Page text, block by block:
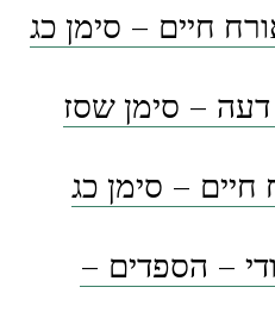
חיים – סימן כג
דעה – סימן שסז
– סימן כג
– הספדים –